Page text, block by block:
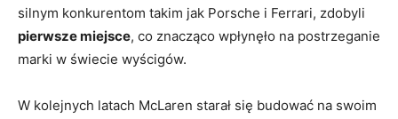
silnym konkurentom takim jak Porsche i Ferrari, zdobyli
pierwsze miejsce, co znacząco wpłynęło na postrzeganie
marki w świecie wyścigów.
W kolejnych latach McLaren starał się budować na swoim